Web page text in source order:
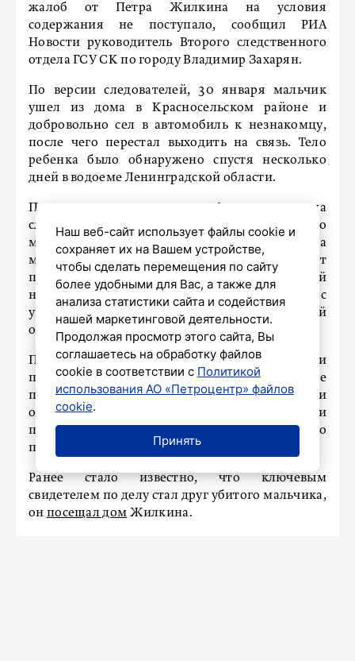
жалоб от Петра Жилкина на условия
содержания не поступало, сообщил РИА
Новости руководитель Второго следственного
отдела ГСУ СК по городу Владимир Захарян.
По версии следователей, 30 января мальчик
ушел из дома в Красносельском районе и
добровольно сел в автомобиль к незнакомцу,
после чего перестал выходить на связь. Тело
ребенка было обнаружено спустя несколько
дней в водоеме Ленинградской области.
Подозреваемого задержали 2 февраля, а уже на
следующий день суд отправил 38-летнего
мужчину под стражу. Помимо убийства
малолетнего, Жилкину инкриминируют
преступления против половой
неприкосновенности ребенка. Сейчас
уголовное дело передано в Ленинградский
областной суд.
Первое слушание назначено на 13 августа и
пройдет в закрытом режиме. В прокуратуре
подчеркивают, что инкриминируемые статьи
относятся к категории особо тяжких и
предусматривают наказание вплоть до
пожизненного лишения свободы.
Ранее стало известно, что ключевым
свидетелем по делу стал друг убитого мальчика,
он посещал дом Жилкина.
Наш веб-сайт использует файлы cookie и
сохраняет их на Вашем устройстве,
чтобы сделать перемещения по сайту
более удобными для Вас, а также для
анализа статистики сайта и содействия
нашей маркетинговой деятельности.
Продолжая просмотр этого сайта, Вы
соглашаетесь на обработку файлов
cookie в соответствии с Политикой
использования АО «Петроцентр» файлов
cookie.
Принять